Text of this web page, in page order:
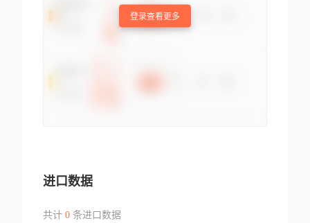
登录查看更多
进口数据
共计 0条进口数据